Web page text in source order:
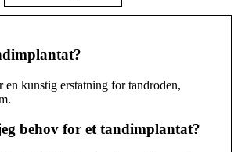
en kunstig erstatning for tandroden,
behov for et tandimplantat?